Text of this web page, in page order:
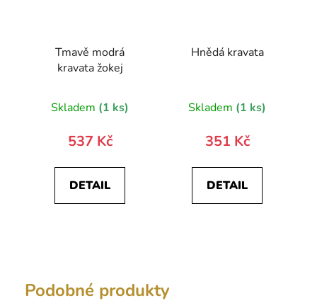
Tmavě modrá
kravata žokej
Skladem (1 ks)
537 Kč
DETAIL
Hnědá kravata
Skladem (1 ks)
351 Kč
DETAIL
Podobné produkty